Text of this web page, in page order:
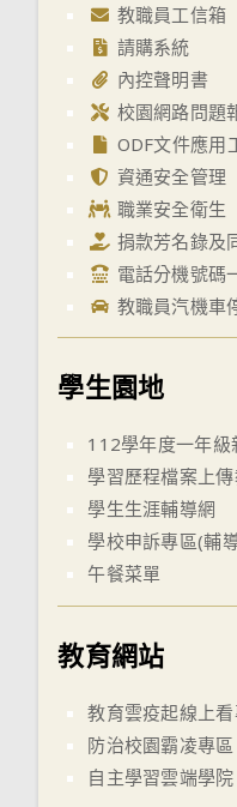
教職員工信箱
請購系統
內控聲明書
校園網路問題
ODF文件應用
資通安全管理
職業安全衛生
捐款芳名錄及
電話分機號碼
教職員汽機車
學生園地
112學年度一年級
學習歷程檔案上
學生生涯輔導網
學校申訴專區(輔
午餐菜單
教育網站
教育雲疫起線上
防治校園霸凌專區
自主學習雲端學院